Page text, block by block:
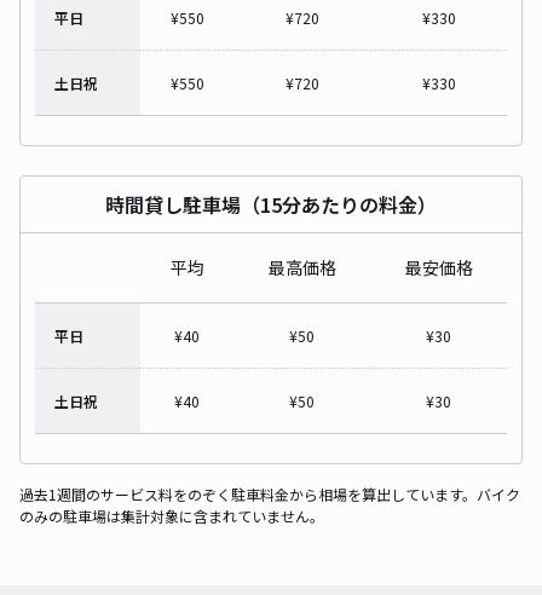
平日 ¥550 ¥720 ¥330
土日祝 ¥550 ¥720 ¥330
時間貸し駐車場（15分あたりの料金）
平均 最高価格 最安価格
平日 ¥40 ¥50 ¥30
土日祝 ¥40 ¥50 ¥30
過去1週間のサービス料をのぞく駐車料金から相場を算出しています。バイク
のみの駐車場は集計対象に含まれていません。